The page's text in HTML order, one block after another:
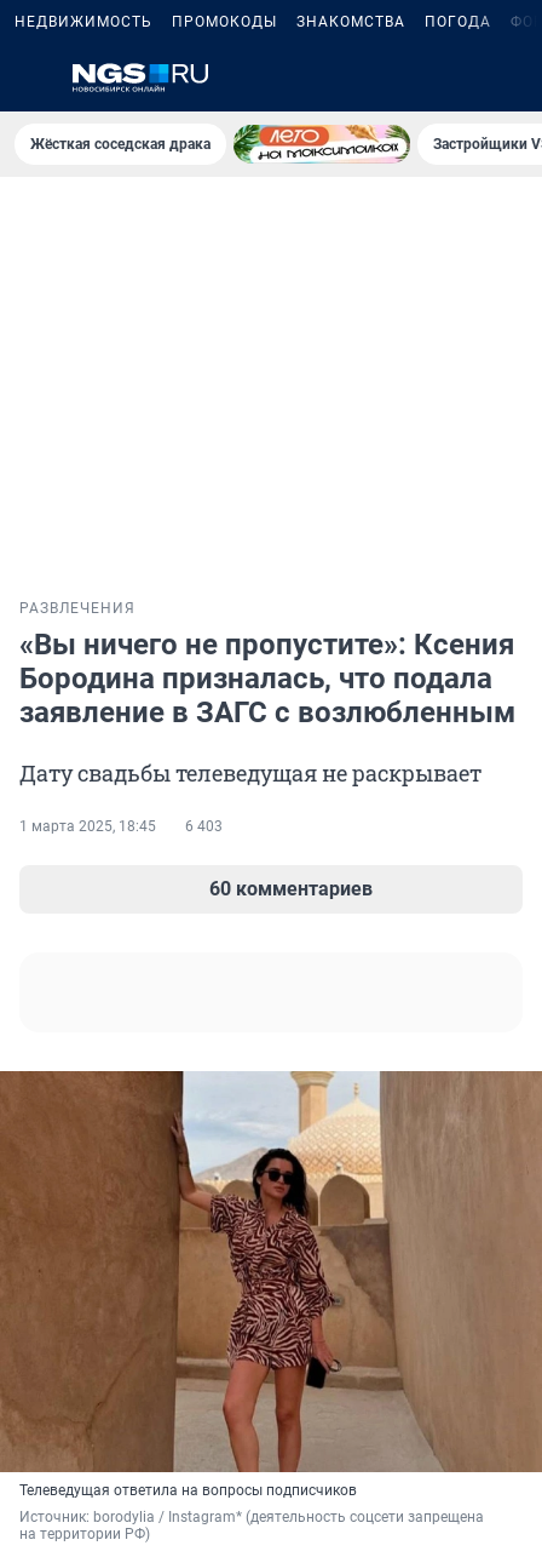
НЕДВИЖИМОСТЬ ПРОМОКОДЫ ЗНАКОМСТВА ПОГОДА
Жёсткая соседская драка Застройщики
РАЗВЛЕЧЕНИЯ
«Вы ничего не пропустите»: Ксения
Бородина призналась, что подала
заявление в ЗАГС с возлюбленным
Дату свадьбы телеведущая не раскрывает
1 марта 2025, 18:45 6 403
60 комментариев
Телеведущая ответила на вопросы подписчиков
Источник: borodylia / Instagram* (деятельность соцсети запрещена
на территории РФ)